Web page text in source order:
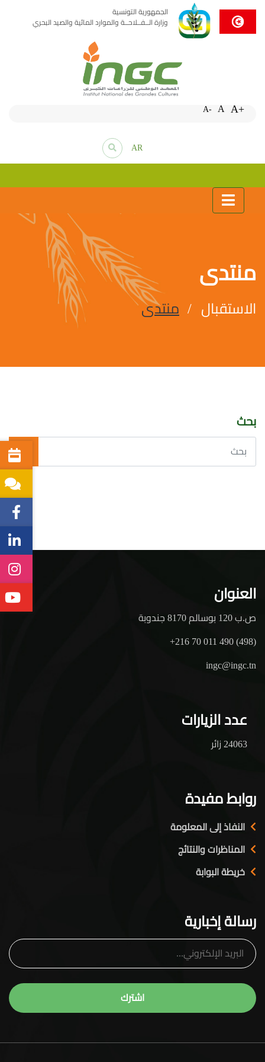
الجمهورية التونسية
وزارة الــفــلاحــة والموارد المائية والصيد البحري
A- A A+
AR
منتدى
الاستقبال منتدى
بحث
العنوان
ص.ب 120 بوسالم 8170 جندوبة
+216 70 011 490 (498)
ingc@ingc.tn
عدد الزيارات
24063 زائر
روابط مفيدة
النفاذ إلى المعلومة
المناظرات والنتائج
خريطة البوابة
رسالة إخبارية